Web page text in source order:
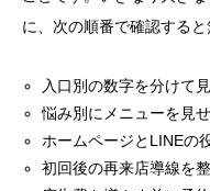
に、次の順番で確認すると
入口別の数字を分けて
悩み別にメニューを見
ホームページとLINEの
初回後の再来店導線を